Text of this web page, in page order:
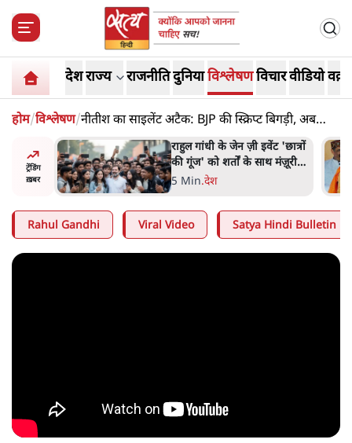
देशराज्य राजनीतिदुनियाविश्लेषणविचारवीडियो
होम/विश्लेषण/नीतीश का साइलेंट अटैक: BJP की स्क्रिप्ट बिगड़ी, अब
मुसीबत MODI की!
ट्रेंडिंग
ख़बर
राहुल गांधी के जेन ज़ी इवेंट 'छात्रों
की गूंज' को शर्तों के साथ मंज़ूरी
देना पड़ा
5 Min.देश
Rahul Gandhi Viral Video Satya Hindi Bulletin